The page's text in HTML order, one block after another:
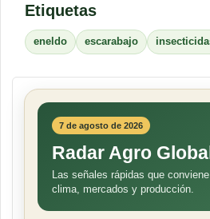
Etiquetas
eneldo escarabajo
7 de agosto de 2026
Radar Agro
Las señales rápidas que
clima, mercados y producción.